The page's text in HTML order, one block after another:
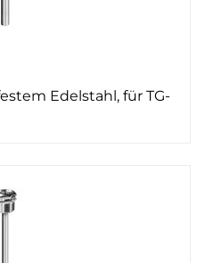
Edelstahl, für TG-